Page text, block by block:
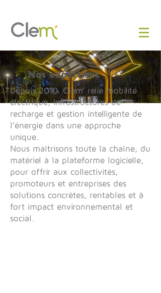
Nos expertises
Depuis 2010, Clem’ relie mobilité
électrique, infrastructures de
recharge et gestion intelligente de
l’énergie dans une approche
unique.
Nous maîtrisons toute la chaîne, du
matériel à la plateforme logicielle,
pour offrir aux collectivités,
promoteurs et entreprises des
solutions concrètes, rentables et à
fort impact environnemental et
social.